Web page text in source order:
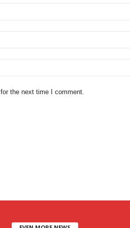
the next time I comment.